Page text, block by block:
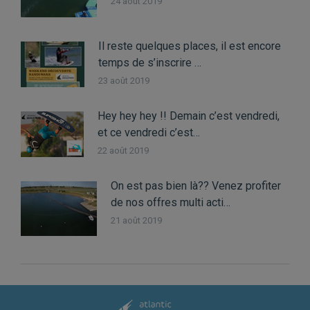
Il reste quelques places, il est encore
temps de s’inscrire …
23 août 2019
Hey hey hey !! Demain c’est vendredi,
et ce vendredi c’est…
22 août 2019
On est pas bien là?? Venez profiter
de nos offres multi acti…
21 août 2019